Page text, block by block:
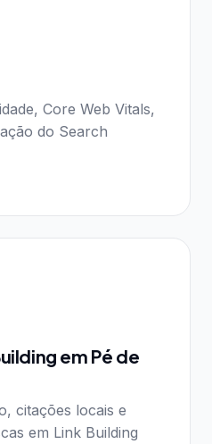
Core Web Vitals,
do Search
em Pé de
citações locais e
em Link Building